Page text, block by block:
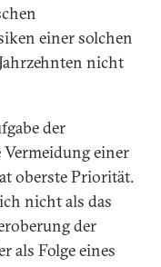
einer solchen
nicht
der
einer
oberste Priorität.
nicht als das
der
als Folge eines